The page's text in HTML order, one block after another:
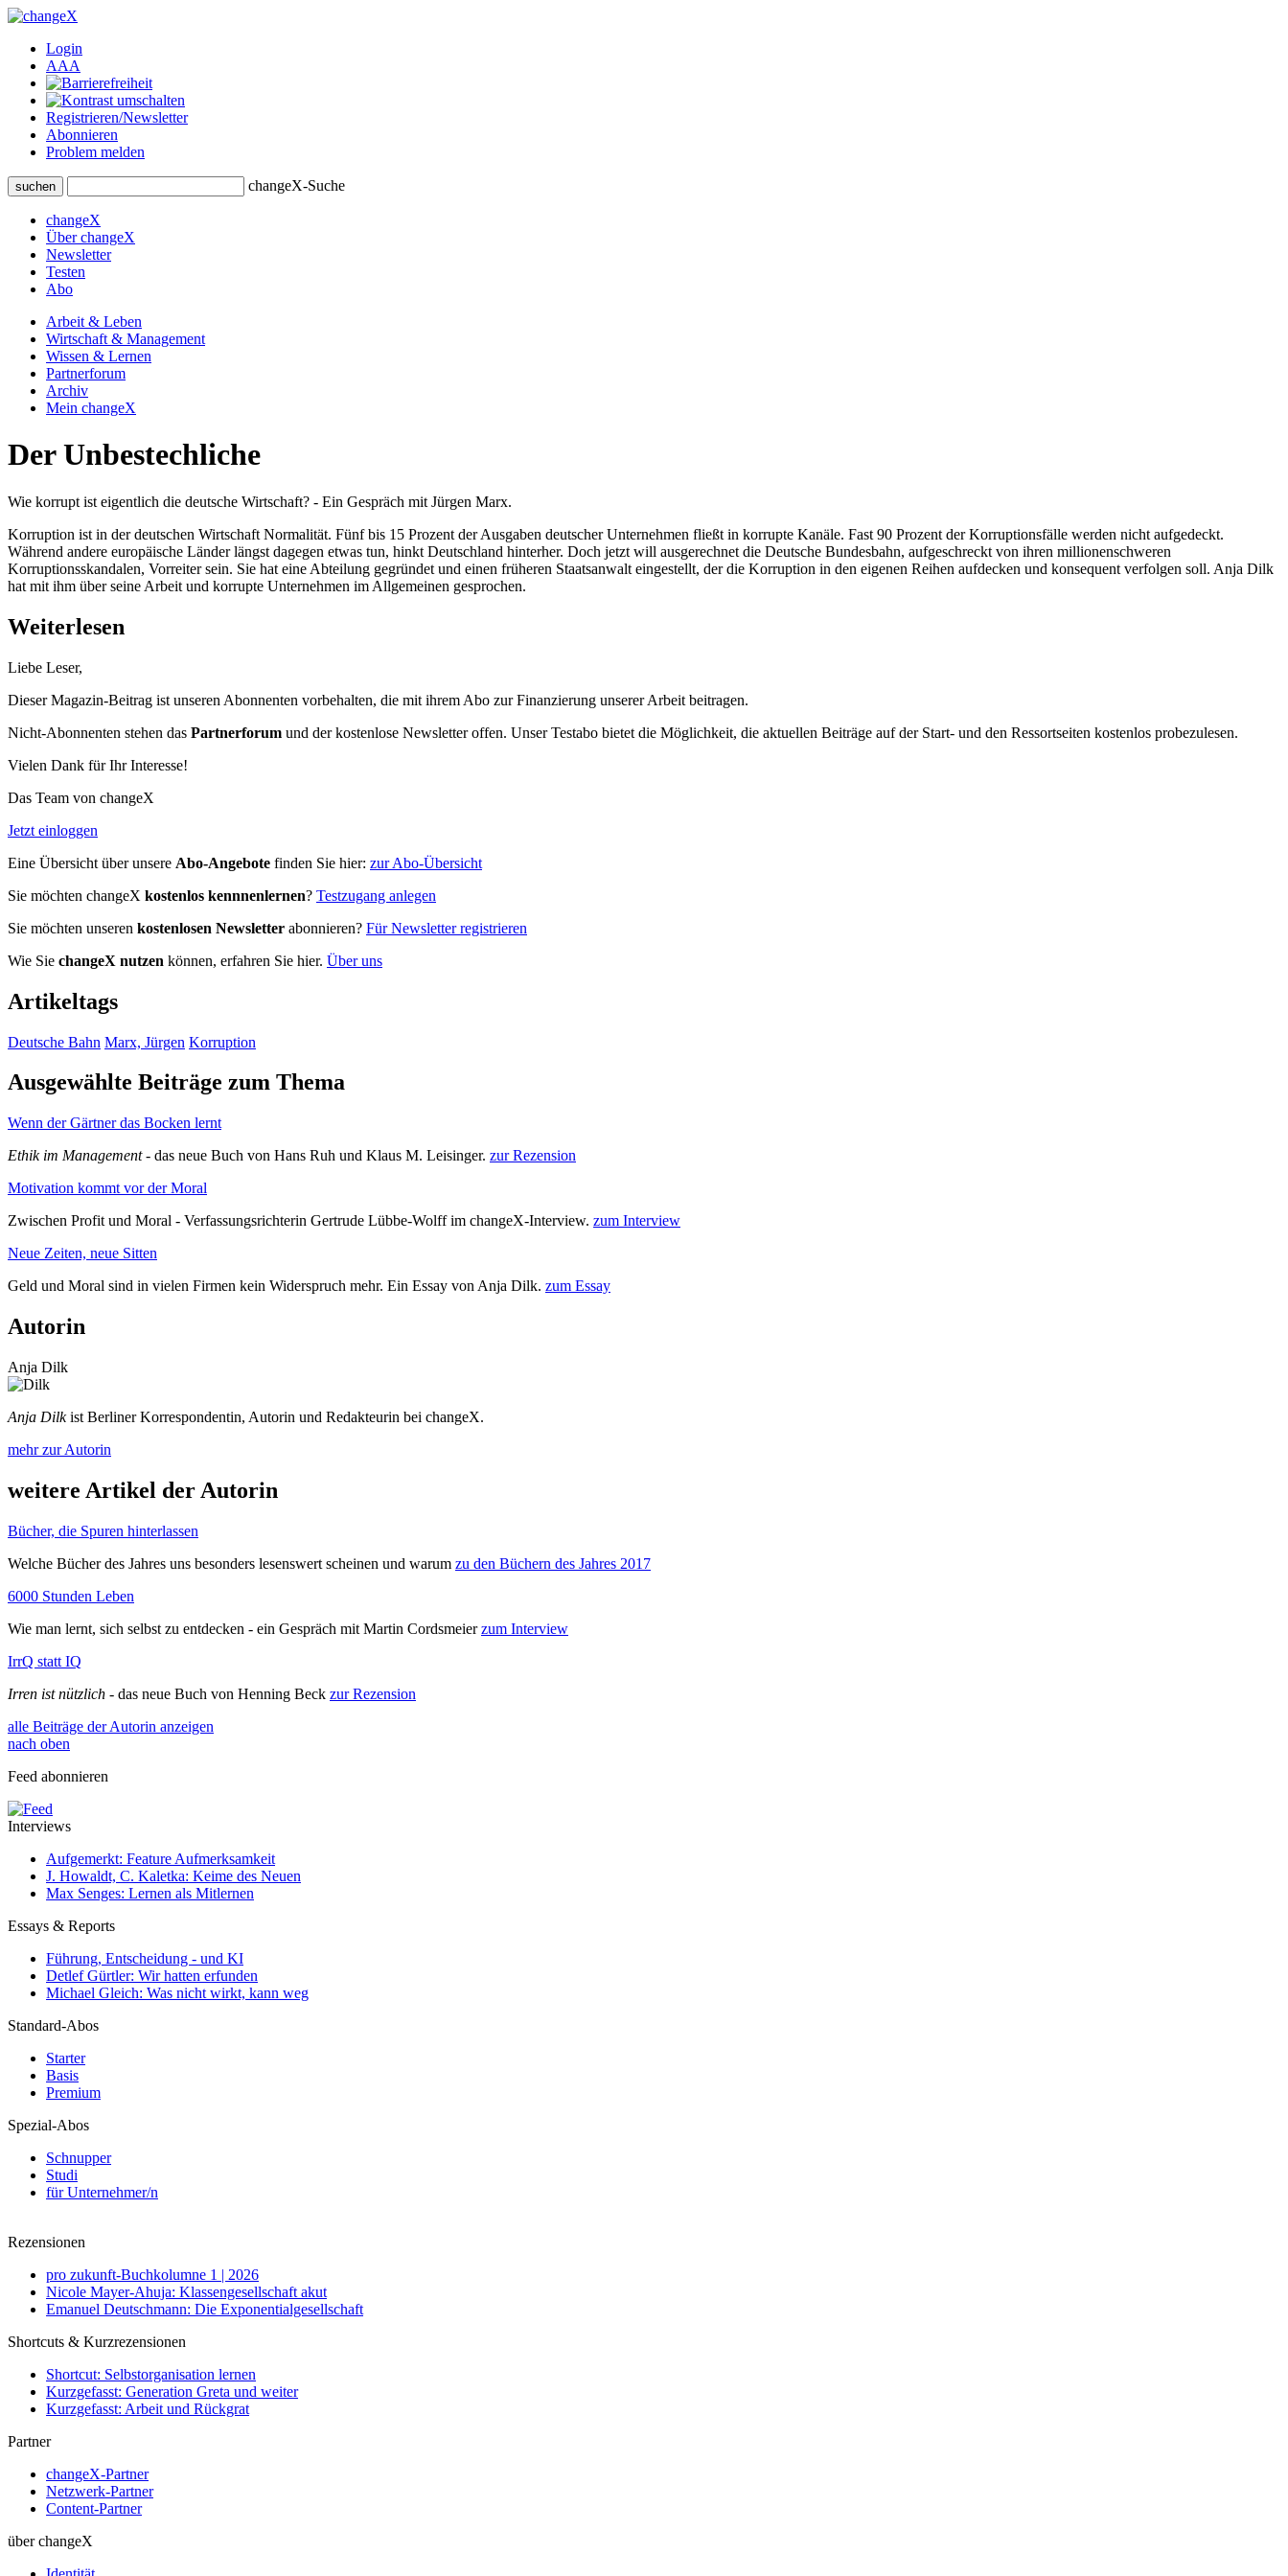
Login
AAA
Registrieren/Newsletter
Abonnieren
Problem melden
suchen changeX-Suche
changeX
Über changeX
Newsletter
Testen
Abo
Arbeit & Leben
Wirtschaft & Management
Wissen & Lernen
Partnerforum
Archiv
Mein changeX
Der Unbestechliche
Wie korrupt ist eigentlich die deutsche Wirtschaft? - Ein Gespräch mit Jürgen Marx.
Korruption ist in der deutschen Wirtschaft Normalität. Fünf bis 15 Prozent der Ausgaben deutscher Unternehmen fließt in korrupte Kanäle. Fast 90 Prozent der Korruptionsfälle werden nicht aufgedeckt.
Während andere europäische Länder längst dagegen etwas tun, hinkt Deutschland hinterher. Doch jetzt will ausgerechnet die Deutsche Bundesbahn, aufgeschreckt von ihren millionenschweren
Korruptionsskandalen, Vorreiter sein. Sie hat eine Abteilung gegründet und einen früheren Staatsanwalt eingestellt, der die Korruption in den eigenen Reihen aufdecken und konsequent verfolgen soll. Anja Dilk
hat mit ihm über seine Arbeit und korrupte Unternehmen im Allgemeinen gesprochen.
Weiterlesen
Liebe Leser,
Dieser Magazin-Beitrag ist unseren Abonnenten vorbehalten, die mit ihrem Abo zur Finanzierung unserer Arbeit beitragen.
Nicht-Abonnenten stehen das Partnerforum und der kostenlose Newsletter offen. Unser Testabo bietet die Möglichkeit, die aktuellen Beiträge auf der Start- und den Ressortseiten kostenlos probezulesen.
Vielen Dank für Ihr Interesse!
Das Team von changeX
Jetzt einloggen
Eine Übersicht über unsere Abo-Angebote finden Sie hier: zur Abo-Übersicht
Sie möchten changeX kostenlos kennnenlernen? Testzugang anlegen
Sie möchten unseren kostenlosen Newsletter abonnieren? Für Newsletter registrieren
Wie Sie changeX nutzen können, erfahren Sie hier. Über uns
Artikeltags
Deutsche Bahn Marx, Jürgen Korruption
Ausgewählte Beiträge zum Thema
Wenn der Gärtner das Bocken lernt
Ethik im Management- das neue Buch von Hans Ruh und Klaus M. Leisinger. zur Rezension
Motivation kommt vor der Moral
Zwischen Profit und Moral - Verfassungsrichterin Gertrude Lübbe-Wolff im changeX-Interview. zum Interview
Neue Zeiten, neue Sitten
Geld und Moral sind in vielen Firmen kein Widerspruch mehr. Ein Essay von Anja Dilk. zum Essay
Autorin
Anja Dilk
Anja Dilkist Berliner Korrespondentin, Autorin und Redakteurin bei changeX.
mehr zur Autorin
weitere Artikel der Autorin
Bücher, die Spuren hinterlassen
Welche Bücher des Jahres uns besonders lesenswert scheinen und warum zu den Büchern des Jahres 2017
6000 Stunden Leben
Wie man lernt, sich selbst zu entdecken - ein Gespräch mit Martin Cordsmeierzum Interview
IrrQ statt IQ
Irren ist nützlich - das neue Buch von Henning Beck zur Rezension
alle Beiträge der Autorin anzeigen
nach oben
Feed abonnieren
Interviews
Aufgemerkt: Feature Aufmerksamkeit
J. Howaldt, C. Kaletka: Keime des Neuen
Max Senges: Lernen als Mitlernen
Essays & Reports
Führung, Entscheidung - und KI
Detlef Gürtler: Wir hatten erfunden
Michael Gleich: Was nicht wirkt, kann weg
Standard-Abos
Starter
Basis
Premium
Spezial-Abos
Schnupper
Studi
für Unternehmer/n
Rezensionen
pro zukunft-Buchkolumne 1 | 2026
Nicole Mayer-Ahuja: Klassengesellschaft akut
Emanuel Deutschmann: Die Exponentialgesellschaft
Shortcuts & Kurzrezensionen
Shortcut: Selbstorganisation lernen
Kurzgefasst: Generation Greta und weiter
Kurzgefasst: Arbeit und Rückgrat
Partner
changeX-Partner
Netzwerk-Partner
Content-Partner
über changeX